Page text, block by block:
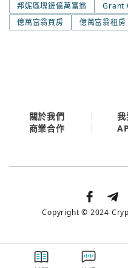
邦妮區塊鏈億萬富翁
Grant
億萬富翁買房
億萬富翁租房
今日熱門
Apple
今日熱門
關於我們 我
商業合作
Copyright © 2024